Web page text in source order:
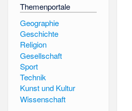
Themenportale
Geographie
Geschichte
Religion
Gesellschaft
Sport
Technik
Kunst und Kultur
Wissenschaft